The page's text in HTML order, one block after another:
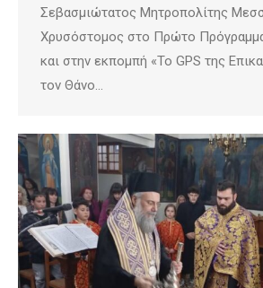
Σεβασμιώτατος Μητροπολίτης
Χρυσόστομος στο Πρώτο
και στην εκπομπή «Το GPS της
τον Θάνο…